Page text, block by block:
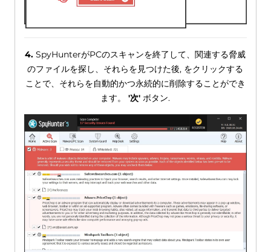
4. SpyHunterがPCのスキャンを終了して、関連する脅威
のファイルを探し、それらを見つけた後, をクリックする
ことで、それらを自動的かつ永続的に削除することができ
ます。'次' ボタン.